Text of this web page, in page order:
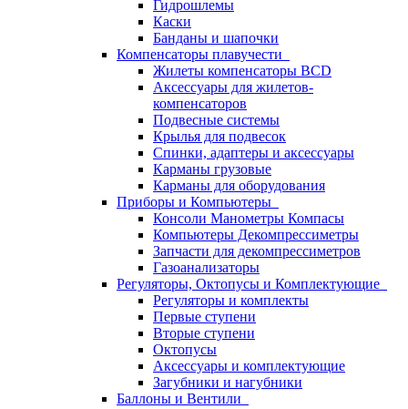
Гидрошлемы
Каски
Банданы и шапочки
Компенсаторы плавучести
Жилеты компенсаторы BCD
Аксессуары для жилетов-
компенсаторов
Подвесные системы
Крылья для подвесок
Спинки, адаптеры и аксессуары
Карманы грузовые
Карманы для оборудования
Приборы и Компьютеры
Консоли Манометры Компасы
Компьютеры Декомпрессиметры
Запчасти для декомпрессиметров
Газоанализаторы
Регуляторы, Октопусы и Комплектующие
Регуляторы и комплекты
Первые ступени
Вторые ступени
Октопусы
Аксессуары и комплектующие
Загубники и нагубники
Баллоны и Вентили